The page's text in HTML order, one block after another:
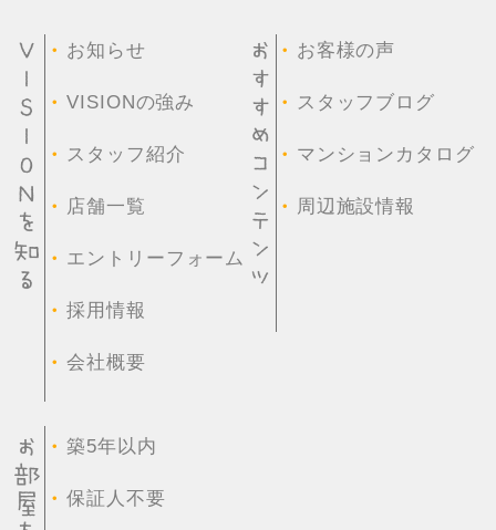
・ お知らせ
・VISIONの強み
・ スタッフ紹介
・ 店舗一覧
・ エントリーフォーム
・採用情報
・会社概要
・ お客様の声
・ スタッフブログ
・ マンションカタログ
・ 周辺施設情報
・築5年以内
・保証人不要